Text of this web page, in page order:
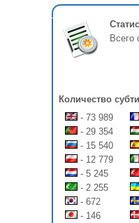
Всего
Количество
- 73 989
- 29 354
- 15 540
- 12 779
- 5 245
- 2 255
- 672
- 146